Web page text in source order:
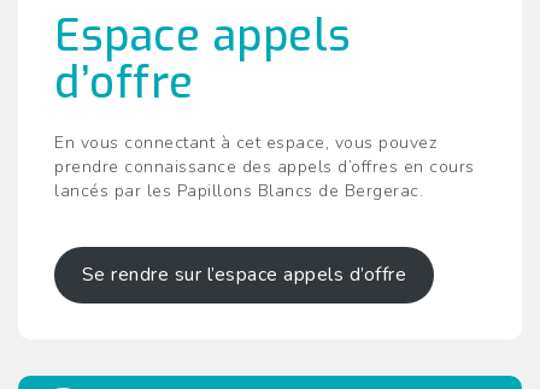
Espace appels
d’offre
En vous connectant à cet espace, vous pouvez
prendre connaissance des appels d’offres en cours
lancés par les Papillons Blancs de Bergerac.
Se rendre sur l’espace appels d’offre